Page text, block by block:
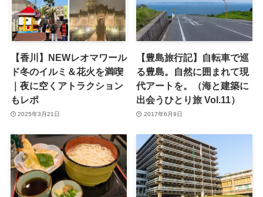
【香川】NEWレオマワール
ド冬のイルミ＆花火を満喫
｜夜に空くアトラクション
もレポ
2025年3月21日
【豊島旅行記】自転車で巡
る豊島。自然に囲まれて現
代アートを。（海と建築に
出会うひとり旅 Vol.11）
2017年6月9日